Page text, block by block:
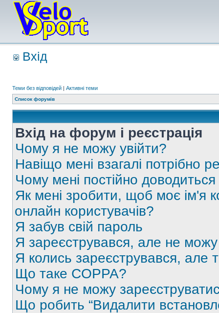
Вхід
Теми без відповідей | Активні теми
Список форумів
Вхід на форум і реєстрація
Чому я не можу увійти?
Навіщо мені взагалі потрібно
Чому мені постійно
Як мені зробити, щоб моє ім'я
онлайн користувачів?
Я забув свій пароль
Я зареєструвався, але не
Я колись зареєструвався,
Що таке COPPA?
Чому я не можу
Що робить “Видалити